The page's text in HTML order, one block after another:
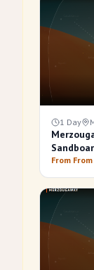
1 Day
From